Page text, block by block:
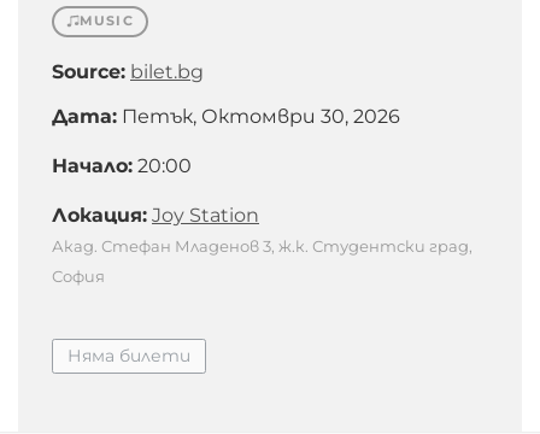
MUSIC
Source: bilet.bg
Дата: Петък, Октомври 30, 2026
Начало: 20:00
Локация: Joy Station
Акад. Стефан Младенов 3, ж.к. Студентски град,
София
Няма билети